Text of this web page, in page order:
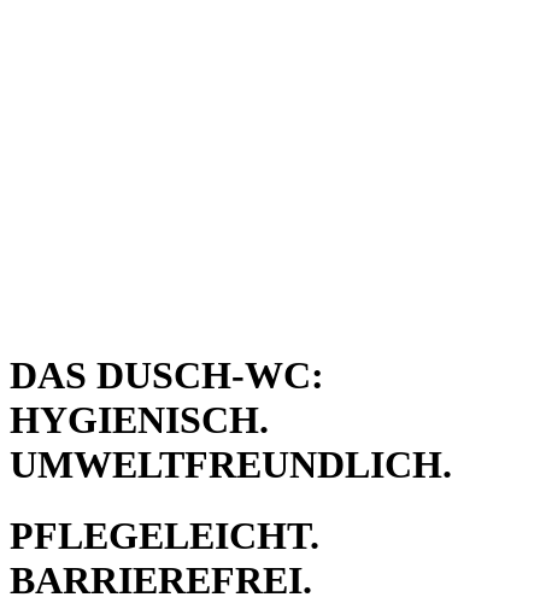
DAS DUSCH-WC:
HYGIENISCH.
UMWELTFREUNDLICH.
PFLEGELEICHT.
BARRIEREFREI.